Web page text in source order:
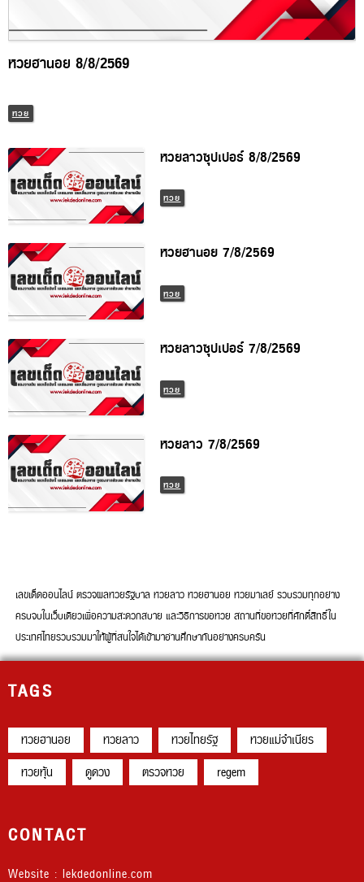
หวยฮานอย 8/8/2569
หวย
หวยลาวซุปเปอร์ 8/8/2569
หวย
หวยฮานอย 7/8/2569
หวย
หวยลาวซุปเปอร์ 7/8/2569
หวย
หวยลาว 7/8/2569
หวย
เลขเด็ดออนไลน์ ตรวจผลหวยรัฐบาล หวยลาว หวยฮานอย หวยมาเลย์ รวบรวมทุกอย่าง
ครบจบในเว็บเดียวเพื่อความสะดวกสบาย และวิธีการขอหวย สถานที่ขอหวยที่ศักดิ์สิทธิ์ใน
ประเทศไทยรวบรวมมาให้ผู้ที่สนใจได้เข้ามาอ่านศึกษากันอย่างครบครัน
TAGS
หวยฮานอย หวยลาว หวยไทยรัฐ
หวยแม่จำเนียร
หวยหุ้น
ดูดวง ตรวจหวย regem
CONTACT
Website : lekdedonline.com